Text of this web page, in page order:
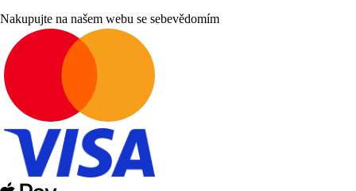
Nakupujte na našem webu se sebevědomím